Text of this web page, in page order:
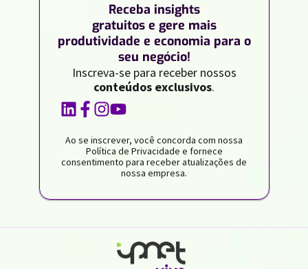
Receba insights
gratuitos e gere mais
produtividade e economia para o
seu negócio!
Inscreva-se para receber nossos
conteúdos exclusivos.
Ao se inscrever, você concorda com nossa
Política de Privacidade e fornece
consentimento para receber atualizações de
nossa empresa.